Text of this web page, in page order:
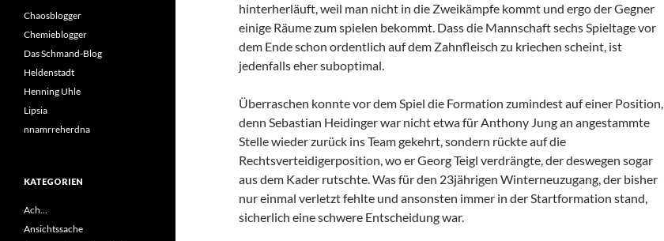
hinterherläuft, weil man nicht in die Zweikämpfe kommt und ergo der Gegner
einige Räume zum spielen bekommt. Dass die Mannschaft sechs Spieltage vor
dem Ende schon ordentlich auf dem Zahnfleisch zu kriechen scheint, ist
jedenfalls eher suboptimal.
Überraschen konnte vor dem Spiel die Formation zumindest auf einer Position,
denn Sebastian Heidinger war nicht etwa für Anthony Jung an angestammte
Stelle wieder zurück ins Team gekehrt, sondern rückte auf die
Rechtsverteidigerposition, wo er Georg Teigl verdrängte, der deswegen sogar
aus dem Kader rutschte. Was für den 23jährigen Winterneuzugang, der bisher
nur einmal verletzt fehlte und ansonsten immer in der Startformation stand,
sicherlich eine schwere Entscheidung war.
Chaosblogger
Chemieblogger
Das Schmand-Blog
Heldenstadt
Henning Uhle
Lipsia
nnamrreherdna
KATEGORIEN
Ach…
Ansichtssache